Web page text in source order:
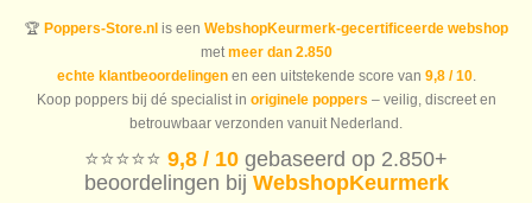
🏆 Poppers-Store.nlis een WebshopKeurmerk-gecertificeerde webshop
met meer dan 2.850
echte klantbeoordelingenen een uitstekende score van 9,8 / 10.
Koop poppers bij dé specialist in originele poppers – veilig, discreet en
betrouwbaar verzonden vanuit Nederland.
⭐️⭐️⭐️⭐️⭐️ 9,8 / 10 gebaseerd op 2.850+
beoordelingen bij WebshopKeurmerk